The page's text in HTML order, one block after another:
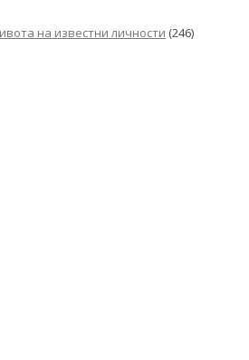
на известни личности (246)